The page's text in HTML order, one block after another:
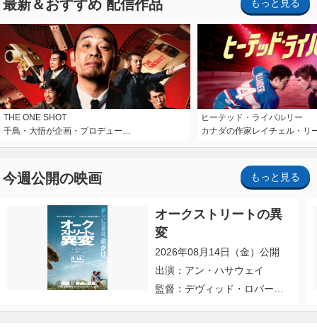
最新＆おすすめ 配信作品 もっと見る
THE ONE SHOT
千鳥・大悟が企画・プロデュー…
ヒーテッド・ライバルリー
カナダの作家レイチェル・リ
今週公開の映画 もっと見る
オークストリートの異
変
2026年08月14日（金）公開
出演：アン・ハサウェイ
監督：デヴィッド・ロバー